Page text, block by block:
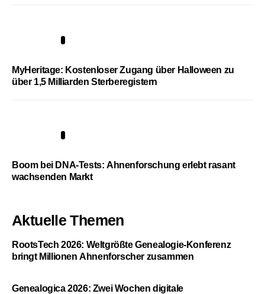
MyHeritage: Kostenloser Zugang über Halloween zu
über 1,5 Milliarden Sterberegistern
Boom bei DNA-Tests: Ahnenforschung erlebt rasant
wachsenden Markt
Aktuelle Themen
RootsTech 2026: Weltgrößte Genealogie-Konferenz
bringt Millionen Ahnenforscher zusammen
Genealogica 2026: Zwei Wochen digitale